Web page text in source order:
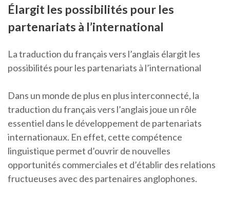
Élargit les possibilités pour les
partenariats à l’international
La traduction du français vers l’anglais élargit les
possibilités pour les partenariats à l’international
Dans un monde de plus en plus interconnecté, la
traduction du français vers l’anglais joue un rôle
essentiel dans le développement de partenariats
internationaux. En effet, cette compétence
linguistique permet d’ouvrir de nouvelles
opportunités commerciales et d’établir des relations
fructueuses avec des partenaires anglophones.